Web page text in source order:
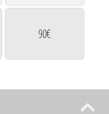
90€